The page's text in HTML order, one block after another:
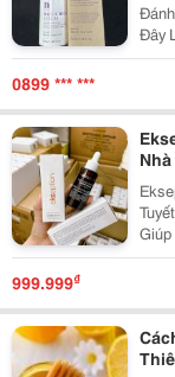
Đây
0899 *** ***
Tuyết Việt Trì Thành
Giúp
Bóng Mướt Https://
999.999₫